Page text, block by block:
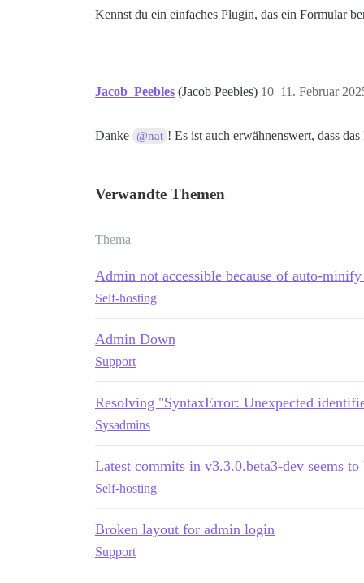
Kennst du ein einfaches Plugin, das ein Formular
Jacob_Peebles (Jacob Peebles) 11. Februar
10
Danke @nat ! Es ist auch erwähnenswert, dass
Verwandte Themen
Thema
Admin not accessible because of auto-
Self-hosting
Admin Down
Support
Resolving "SyntaxError: Unexpected
Sysadmins
Latest commits in v3.3.0.beta3-dev seems to
Self-hosting
Broken layout for admin login
Support